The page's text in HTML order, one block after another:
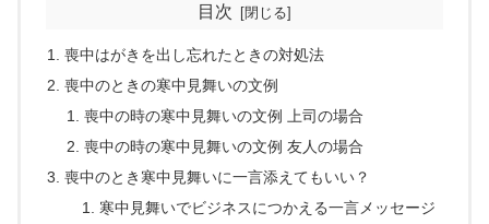
目次
喪中はがきを出し忘れたときの対処法
喪中のときの寒中見舞いの文例
喪中の時の寒中見舞いの文例 上司の場合
喪中の時の寒中見舞いの文例 友人の場合
喪中のとき寒中見舞いに一言添えてもいい？
寒中見舞いでビジネスにつかえる一言メッセージ